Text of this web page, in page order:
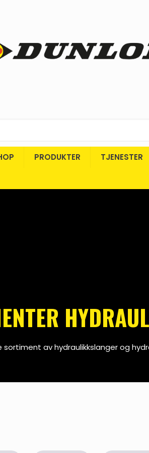
PRODUKTER TJENESTER
av hydraulikkslanger og